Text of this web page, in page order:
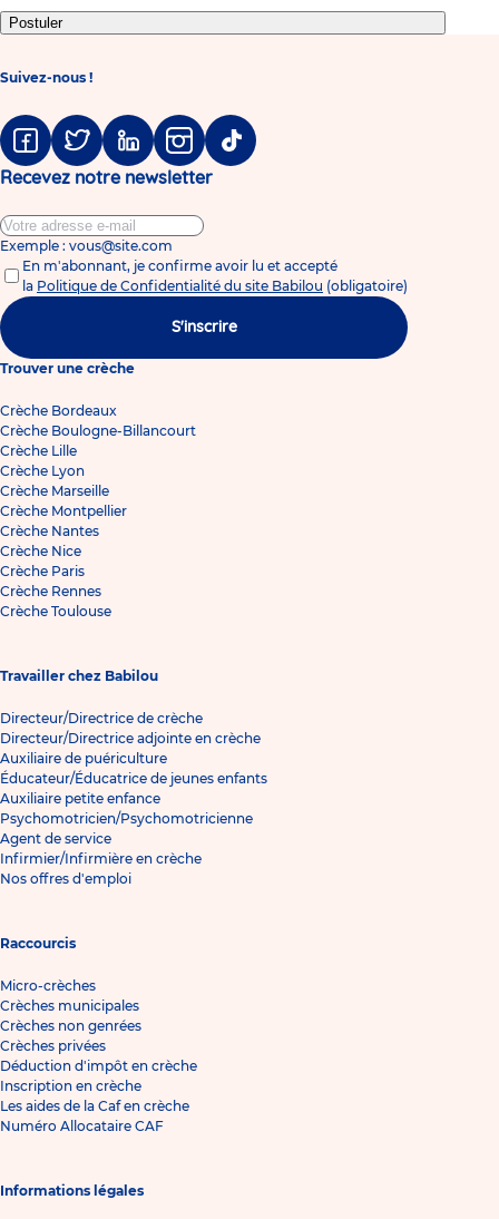
Postuler
Suivez-nous !
FacebookTwitter LinkedinInstagramTiktok
Recevez notre newsletter
Exemple : vous@site.com
En m'abonnant, je confirme avoir lu et accepté
la Politique de Confidentialité du site Babilou (obligatoire)
S'inscrire
Trouver une crèche
Crèche Bordeaux
Crèche Boulogne-Billancourt
Crèche Lille
Crèche Lyon
Crèche Marseille
Crèche Montpellier
Crèche Nantes
Crèche Nice
Crèche Paris
Crèche Rennes
Crèche Toulouse
Travailler chez Babilou
Directeur/Directrice de crèche
Directeur/Directrice adjointe en crèche
Auxiliaire de puériculture
Éducateur/Éducatrice de jeunes enfants
Auxiliaire petite enfance
Psychomotricien/Psychomotricienne
Agent de service
Infirmier/Infirmière en crèche
Nos offres d'emploi
Raccourcis
Micro-crèches
Crèches municipales
Crèches non genrées
Crèches privées
Déduction d'impôt en crèche
Inscription en crèche
Les aides de la Caf en crèche
Numéro Allocataire CAF
Informations légales